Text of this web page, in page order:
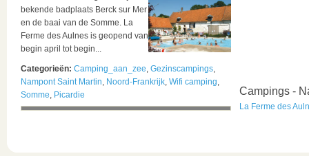
bekende badplaats Berck sur Mer
en de baai van de Somme. La
Ferme des Aulnes is geopend van
begin april tot begin...
Categorieën: Camping_aan_zee, Gezinscampings,
Nampont Saint Martin, Noord-Frankrijk, Wifi camping,
Somme, Picardie Campings -
La Ferme des